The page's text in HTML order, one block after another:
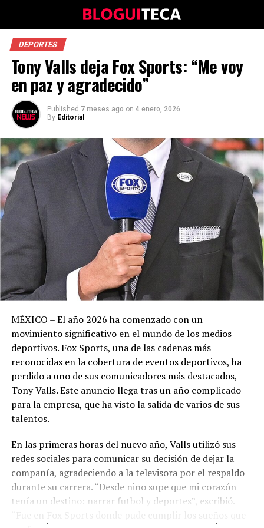
DEPORTES
Tony Valls deja Fox Sports: “Me voy
en paz y agradecido”
Published 7 meses ago on 4 enero, 2026
By Editorial
MÉXICO – El año 2026 ha comenzado con un
movimiento significativo en el mundo de los medios
deportivos. Fox Sports, una de las cadenas más
reconocidas en la cobertura de eventos deportivos, ha
perdido a uno de sus comunicadores más destacados,
Tony Valls. Este anuncio llega tras un año complicado
para la empresa, que ha visto la salida de varios de sus
talentos.
En las primeras horas del nuevo año, Valls utilizó sus
redes sociales para comunicar su decisión de dejar la
compañía, agradeciendo a la televisora por el respaldo
durante su carrera. “Desde niño supe que mi corazón
tenía un destino: narrar futbol y deportes”, escribió.